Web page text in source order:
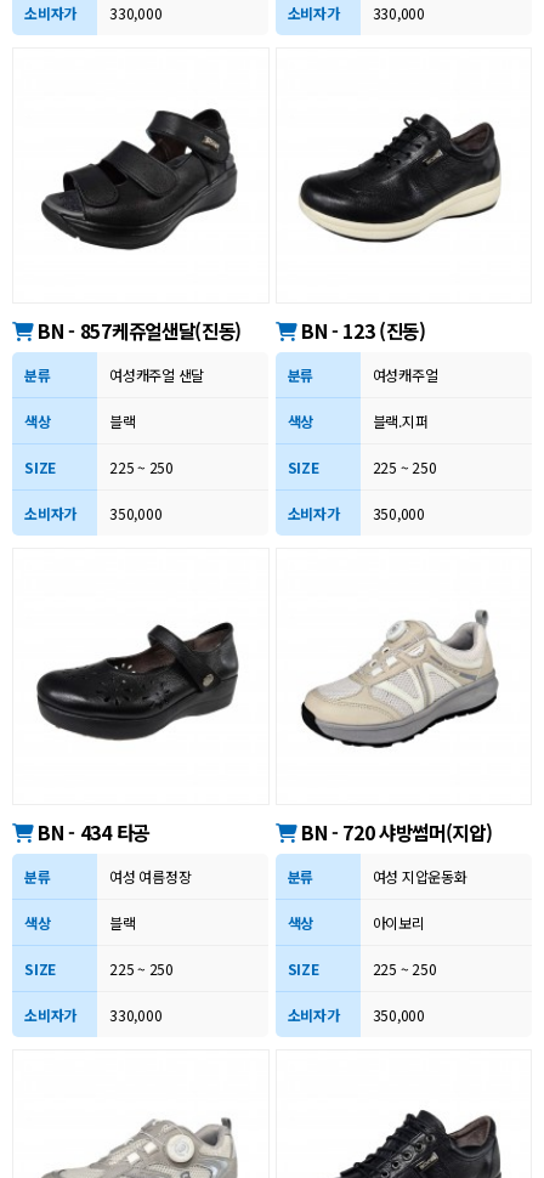
소비자가 330,000 소비자가 330,000
BN - 857케쥬얼샌달(진동)
분류 여성캐주얼 샌달
색상 블랙
SIZE 225 ~ 250
소비자가 350,000
BN - 123 (진동)
분류 여성캐주얼
색상 블랙.지퍼
SIZE 225 ~ 250
소비자가 350,000
BN - 434 타공
분류 여성 여름정장
색상 블랙
SIZE 225 ~ 250
소비자가 330,000
BN - 720 샤방썸머(지압)
분류 여성 지압운동화
색상 아이보리
SIZE 225 ~ 250
소비자가 350,000